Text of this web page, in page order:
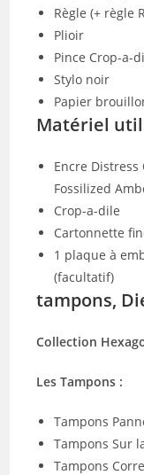
Règle (+ règle
Plioir
Pince Crop-a-
Stylo noir
Papier
Matériel
Encre
Fossilized
Crop-a-dile
Cartonnette
1 plaque à
(facultatif)
tampons,
Collection
Les Tampons :
Tampons
Tampons Sur
Tampons